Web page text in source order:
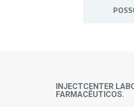
INJECTCENTER
FARMACÊUTICOS.